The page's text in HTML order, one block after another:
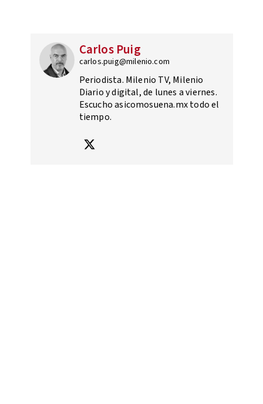
Carlos Puig
carlos.puig@milenio.com
Periodista. Milenio TV, Milenio
Diario y digital, de lunes a viernes.
Escucho asicomosuena.mx todo el
tiempo.